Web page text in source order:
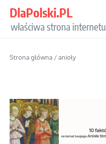
DlaPolski.PL
właściwa strona internetu
Strona główna /anioły